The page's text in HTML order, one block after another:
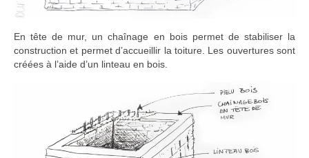
En tête de mur, un chaînage en bois permet de stabiliser la
construction et permet d’accueillir la toiture. Les ouvertures sont
créées à l’aide d’un linteau en bois.